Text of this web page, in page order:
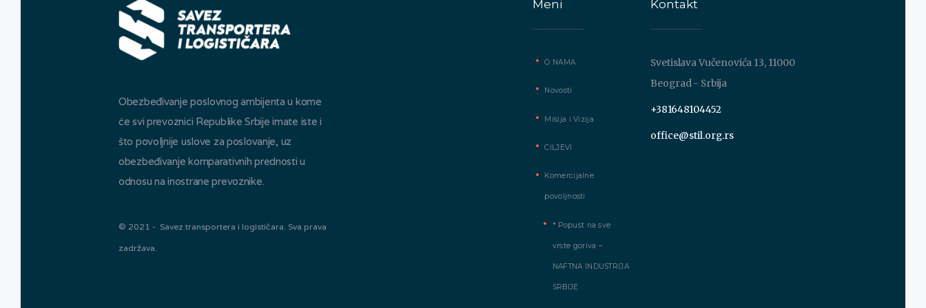
Obezbeđivanje poslovnog ambijenta u kome
će svi prevoznici Republike Srbije imate iste i
što povoljnije uslove za poslovanje, uz
obezbeđivanje komparativnih prednosti u
odnosu na inostrane prevoznike.
© 2021 - Savez transportera i logističara. Sva prava
zadržava.
Meni
O NAMA
Novosti
Misija i Vizija
CILJEVI
Komercijalne
povoljnosti
* Popust na sve
vrste goriva –
NAFTNA INDUSTRIJA
SRBIJE
Kontakt
Svetislava Vučenovića 13, 11000
Beograd - Srbija
+381648104452
office@stil.org.rs